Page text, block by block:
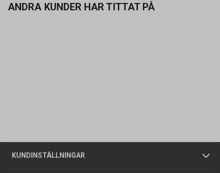
ANDRA KUNDER HAR TITTAT PÅ
KUNDINSTÄLLNINGAR
Företagskund / Privatkund
Allmänna försäljningsvillkor
Butiker
Om oss